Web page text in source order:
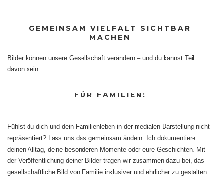
GEMEINSAM VIELFALT SICHTBAR
MACHEN
Bilder können unsere Gesellschaft verändern – und du kannst Teil
davon sein.
FÜR FAMILIEN:
Fühlst du dich und dein Familienleben in der medialen Darstellung nicht
repräsentiert? Lass uns das gemeinsam ändern. Ich dokumentiere
deinen Alltag, deine besonderen Momente oder eure Geschichten. Mit
der Veröffentlichung deiner Bilder tragen wir zusammen dazu bei, das
gesellschaftliche Bild von Familie inklusiver und ehrlicher zu gestalten.